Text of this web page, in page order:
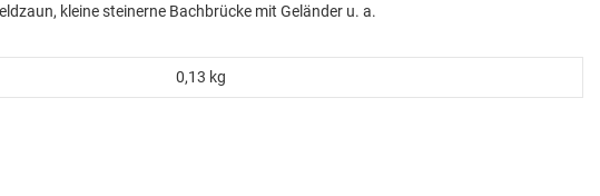
kleine steinerne Bachbrücke mit Geländer u. a.
0,13 kg